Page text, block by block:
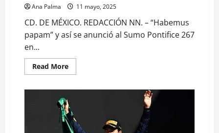
Ana Palma 11 mayo, 2025
CD. DE MÉXICO. REDACCIÓN NN. – “Habemus
papam” y así se anunció al Sumo Pontifice 267
en...
Read MoreRead
more
Papa
mediador:
Gaytan
Alcalá